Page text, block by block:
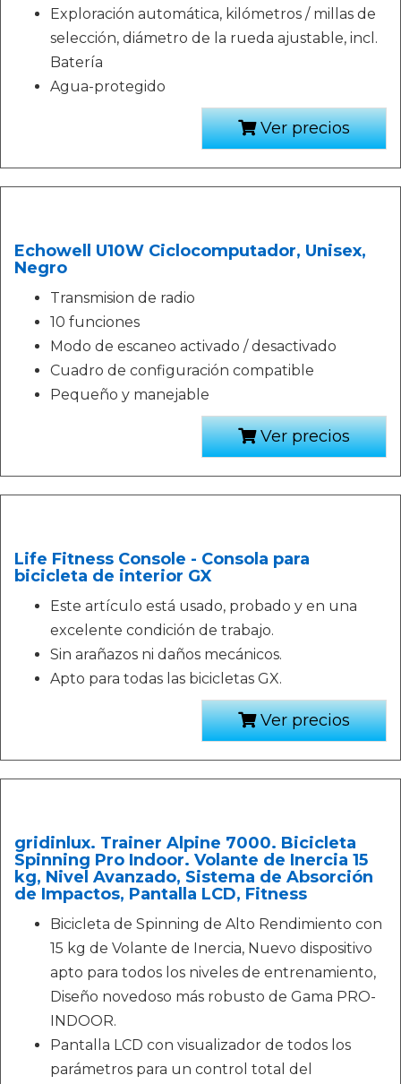
Exploración automática, kilómetros / millas de
selección, diámetro de la rueda ajustable, incl.
Batería
Agua-protegido
Ver precios
Echowell U10W Ciclocomputador, Unisex,
Negro
Transmision de radio
10 funciones
Modo de escaneo activado / desactivado
Cuadro de configuración compatible
Pequeño y manejable
Ver precios
Life Fitness Console - Consola para
bicicleta de interior GX
Este artículo está usado, probado y en una
excelente condición de trabajo.
Sin arañazos ni daños mecánicos.
Apto para todas las bicicletas GX.
Ver precios
gridinlux. Trainer Alpine 7000. Bicicleta
Spinning Pro Indoor. Volante de Inercia 15
kg, Nivel Avanzado, Sistema de Absorción
de Impactos, Pantalla LCD, Fitness
Bicicleta de Spinning de Alto Rendimiento con
15 kg de Volante de Inercia, Nuevo dispositivo
apto para todos los niveles de entrenamiento,
Diseño novedoso más robusto de Gama PRO-
INDOOR.
Pantalla LCD con visualizador de todos los
parámetros para un control total del